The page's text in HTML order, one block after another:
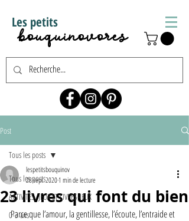
Les petits
bouquinovores
Post
Tous les posts
ACTIVITÉS, JEUX ET LIVRES-JEUX
0-3 ans
Tous les posts
23 livres qui font du bien
lespetitsbouquinov
28 sept. 20201 min de lecture
Parce que l’amour, la gentillesse, l’écoute, l’entraide et